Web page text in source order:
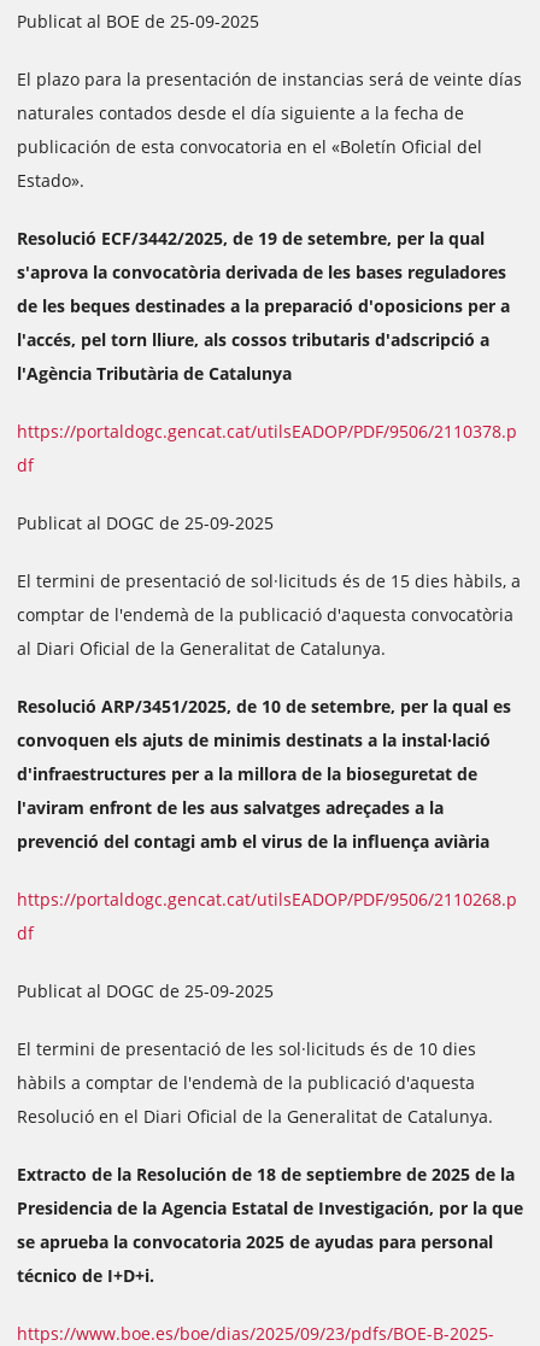
Publicat al BOE de 25-09-2025
El plazo para la presentación de instancias será de veinte días
naturales contados desde el día siguiente a la fecha de
publicación de esta convocatoria en el «Boletín Oficial del
Estado».
Resolució ECF/3442/2025, de 19 de setembre, per la qual
s'aprova la convocatòria derivada de les bases reguladores
de les beques destinades a la preparació d'oposicions per a
l'accés, pel torn lliure, als cossos tributaris d'adscripció a
l'Agència Tributària de Catalunya
https://portaldogc.gencat.cat/utilsEADOP/PDF/9506/2110378.p
df
Publicat al DOGC de 25-09-2025
El termini de presentació de sol·licituds és de 15 dies hàbils, a
comptar de l'endemà de la publicació d'aquesta convocatòria
al Diari Oficial de la Generalitat de Catalunya.
Resolució ARP/3451/2025, de 10 de setembre, per la qual es
convoquen els ajuts de minimis destinats a la instal·lació
d'infraestructures per a la millora de la bioseguretat de
l'aviram enfront de les aus salvatges adreçades a la
prevenció del contagi amb el virus de la influença aviària
https://portaldogc.gencat.cat/utilsEADOP/PDF/9506/2110268.p
df
Publicat al DOGC de 25-09-2025
El termini de presentació de les sol·licituds és de 10 dies
hàbils a comptar de l'endemà de la publicació d'aquesta
Resolució en el Diari Oficial de la Generalitat de Catalunya.
Extracto de la Resolución de 18 de septiembre de 2025 de la
Presidencia de la Agencia Estatal de Investigación, por la que
se aprueba la convocatoria 2025 de ayudas para personal
técnico de I+D+i.
https://www.boe.es/boe/dias/2025/09/23/pdfs/BOE-B-2025-